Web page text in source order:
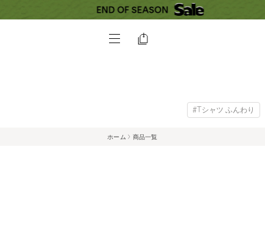
#Tシャツ ふんわり
ホーム 商品一覧